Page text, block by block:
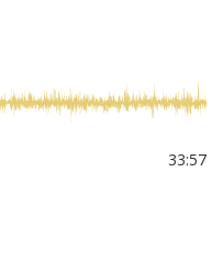
33:57